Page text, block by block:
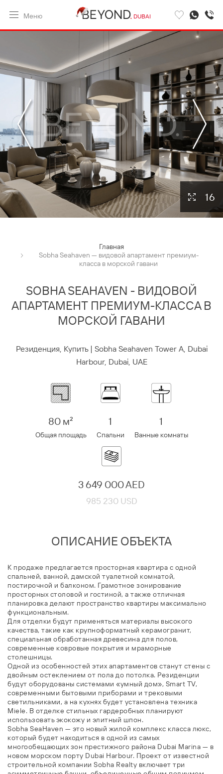
Меню DUBAI
16
Главная
Sobha Seahaven — видовой апартамент премиум-
класса в морской гавани
SOBHA SEAHAVEN - ВИДОВОЙ
АПАРТАМЕНТ ПРЕМИУМ-КЛАССА В
МОРСКОЙ ГАВАНИ
Резиденция, Купить | Sobha Seahaven Tower A, Dubai
Harbour, Dubai, UAE
80 м²
Общая площадь
1
Спальни
1
Ванные комнаты
3 649 000 AED
985 230 USD
ОПИСАНИЕ ОБЪЕКТА
К продаже предлагается просторная квартира с одной
спальней, ванной, дамской туалетной комнатой,
постирочной и балконом. Грамотное зонирование
просторных столовой и гостиной, а также отличная
планировка делают пространство квартиры максимально
функциональным.
Для отделки будут применяться материалы высокого
качества, такие как крупноформатный керамогранит,
специальная обработанная древесина для полов,
современные ковровые покрытия и мраморные
столешницы.
Одной из особенностей этих апартаментов станут стены с
двойным остеклением от пола до потолка. Резиденции
будут оборудованы системами «умный дом», Smart TV,
современными бытовыми приборами и трековыми
светильниками, а на кухнях будет установлена техника
Miele. В отделке стильных гардеробных планируют
использовать экокожу и элитный шпон.
Sobha SeaHaven — это новый жилой комплекс класса люкс,
который будет находиться в одной из самых
многообещающих зон престижного района Dubai Marina — в
новом морском порту Dubai Harbour. Проект от известной
строительной компании Sobha Realty включает три